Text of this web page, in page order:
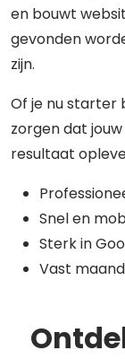
en bouwt
gevonden
zijn.
Of je nu starter
zorgen dat
resultaat
Snel en
Sterk in
Vast